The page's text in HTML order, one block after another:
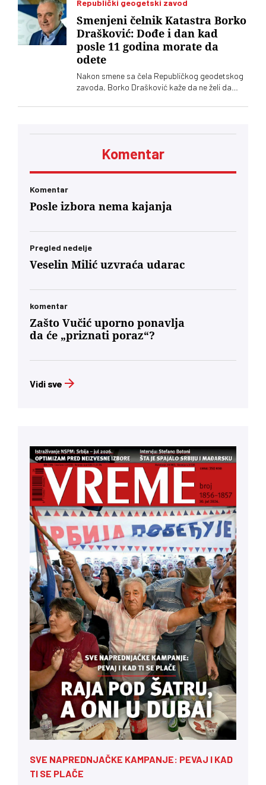
Republički geogetski zavod
Smenjeni čelnik Katastra Borko
Drašković: Dođe i dan kad
posle 11 godina morate da
odete
Nakon smene sa čela Republičkog geodetskog
zavoda, Borko Drašković kaže da ne želi da
Komentar
Komentar
Posle izbora nema kajanja
Pregled nedelje
Veselin Milić uzvraća udarac
komentar
Zašto Vučić uporno ponavlja
da će „priznati poraz“?
Vidi sve
SVE NAPREDNJAČKE KAMPANJE: PEVAJ I KAD
TI SE PLAČE